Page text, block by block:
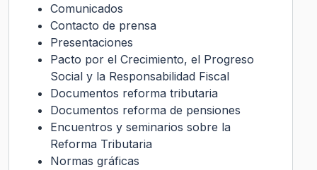
Comunicados
Contacto de prensa
Presentaciones
Pacto por el Crecimiento, el Progreso
Social y la Responsabilidad Fiscal
Documentos reforma tributaria
Documentos reforma de pensiones
Encuentros y seminarios sobre la
Reforma Tributaria
Normas gráficas